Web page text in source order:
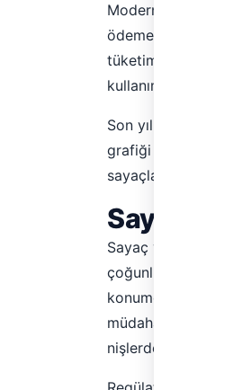
Modern tesisatlarda
ödemeli kartlar
tüketim hızında
kullanımlarında ve
Son yıllarda
grafiği üretmek ve
sayaçlar,
Sayaç ve
Sayaç ve
çoğunlukla binanın
konumda bulunur.
müdahale etmemesi
nişlerde, dış cephe